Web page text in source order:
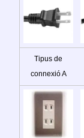
Tipus de
connexió A